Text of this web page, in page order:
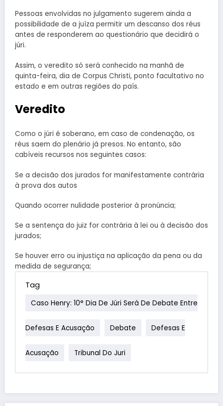
Pessoas envolvidas no julgamento sugerem ainda a
possibilidade de a juíza permitir um descanso dos réus
antes de responderem ao questionário que decidirá o
júri.
Assim, o veredito só será conhecido na manhã de
quinta-feira, dia de Corpus Christi, ponto facultativo no
estado e em outras regiões do país.
Veredito
Como o júri é soberano, em caso de condenação, os
réus saem do plenário já presos. No entanto, são
cabíveis recursos nos seguintes casos:
Se a decisão dos jurados for manifestamente contrária
à prova dos autos
Quando ocorrer nulidade posterior à pronúncia;
Se a sentença do juiz for contrária à lei ou à decisão dos
jurados;
Se houver erro ou injustiça na aplicação da pena ou da
medida de segurança;
Tag
Caso Henry: 10° Dia De Júri Será De Debate Entre
Defesas E Acusação Debate Defesas E
Acusação Tribunal Do Juri